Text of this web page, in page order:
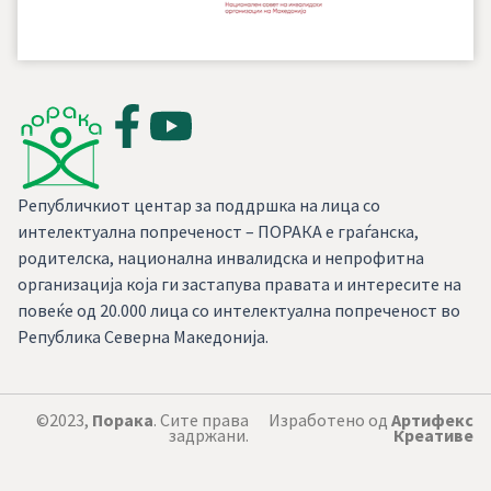
Републичкиот центар за поддршка на лица со
интелектуална попреченост – ПОРАКА е граѓанска,
родителска, национална инвалидска и непрофитна
организација која ги застапува правата и интересите на
повеќе од 20.000 лица со интелектуална попреченост во
Република Северна Македонија.
©2023, Порака. Сите права
задржани.
Изработено од Артифекс
Креативе